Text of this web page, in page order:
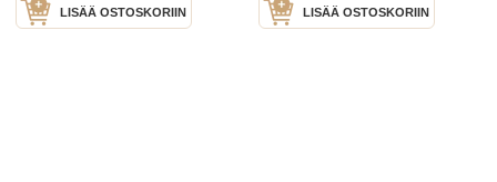
LISÄÄ OSTOSKORIIN LISÄÄ OSTOSKORIIN